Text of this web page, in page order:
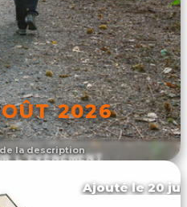
la description
2026
L'ÉVÉNEMENT
Ajouté le 20